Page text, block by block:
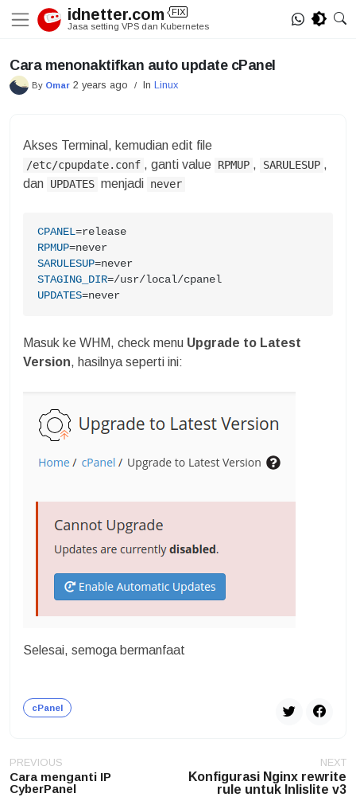
idnetter.com FIX
Jasa setting VPS dan Kubernetes
Cara menonaktifkan auto update cPanel
By Omar 2 years ago / In Linux
Akses Terminal, kemudian edit file
/etc/cpupdate.conf , ganti value RPMUP , SARULESUP ,
dan UPDATES menjadi never
CPANEL
=release
RPMUP
=never
SARULESUP
=never
STAGING_DIR
=/usr/local/cpanel
UPDATES=never
Masuk ke WHM, check menu Upgrade to Latest
Version, hasilnya seperti ini:
Selesai, semoga bermanfaat
cPanel
Post
navigation
PREVIOUS
Cara menganti IP
CyberPanel
NEXT
Konfigurasi Nginx rewrite
rule untuk Inlislite v3